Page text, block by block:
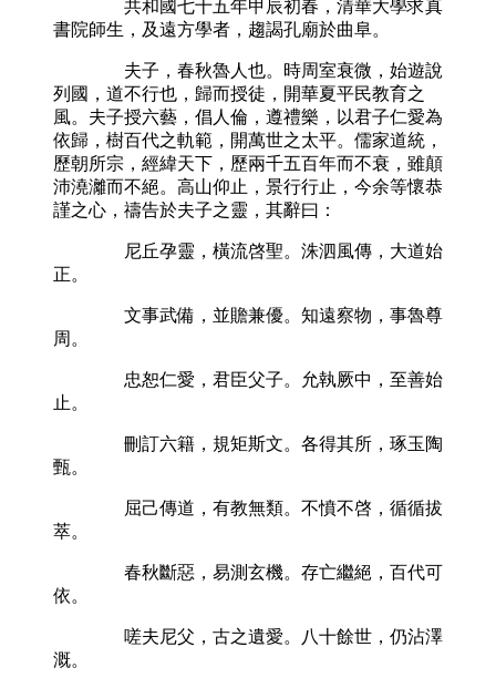
共和國七十五年甲辰初春，清華大學求真
書院師生，及遠方學者，趨謁孔廟於曲阜。
夫子，春秋魯人也。時周室衰微，始遊說
列國，道不行也，歸而授徒，開華夏平民教育之
風。夫子授六藝，倡人倫，遵禮樂，以君子仁愛為
依歸，樹百代之軌範，開萬世之太平。儒家道統，
歷朝所宗，經緯天下，歷兩千五百年而不衰，雖顛
沛澆灕而不絕。高山仰止，景行行止，今余等懷恭
謹之心，禱告於夫子之靈，其辭曰：
尼丘孕靈，橫流啓聖。洙泗風傳，大道始
正。
文事武備，並贍兼優。知遠察物，事魯尊
周。
忠恕仁愛，君臣父子。允執厥中，至善始
止。
刪訂六籍，規矩斯文。各得其所，琢玉陶
甄。
屈己傳道，有教無類。不憤不啓，循循拔
萃。
春秋斷惡，易測玄機。存亡繼絕，百代可
依。
嗟夫尼父，古之遺愛。八十餘世，仍沾澤
溉。